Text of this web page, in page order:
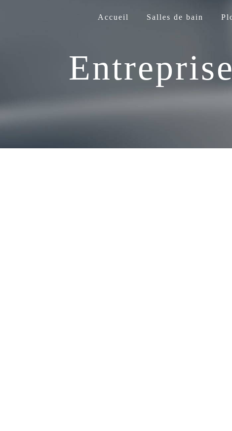
Accueil Salles de bain